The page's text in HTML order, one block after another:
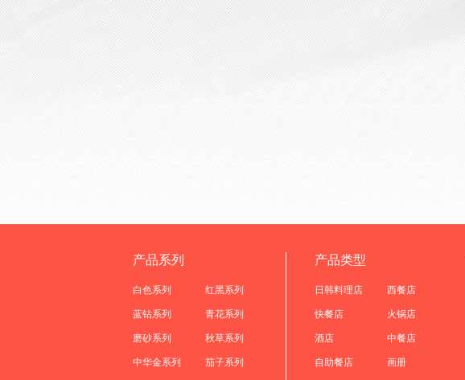
产品系列
白色系列 红黑系列
蓝钻系列 青花系列
磨砂系列 秋草系列
中华金系列 茄子系列
产品类型
日韩料理店 西餐店
快餐店 火锅店
酒店 中餐店
自助餐店 画册